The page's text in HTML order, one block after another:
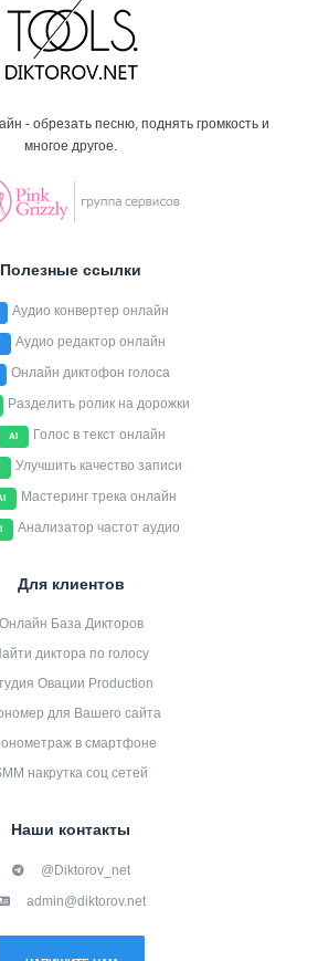
- обрезать песню, поднять громкость и
многое другое.
Полезные ссылки
Аудио конвертер онлайн
Аудио редактор онлайн
Онлайн диктофон голоса
Разделить ролик на дорожки
AI Голос в текст онлайн
Улучшить качество записи
Мастеринг трека онлайн
Анализатор частот аудио
Для клиентов
Онлайн База Дикторов
диктора по голосу
Овации Production
для Вашего сайта
в смартфоне
накрутка соц сетей
Наши контакты
@Diktorov_net
admin@diktorov.net